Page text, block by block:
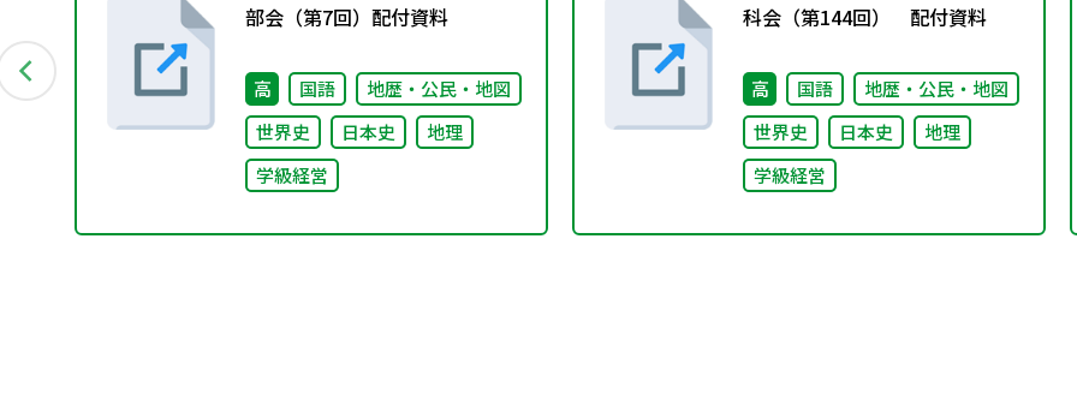
部会（第7回）配付資料
高 国語
地歴・公民・地図
世界史
日本史
地理
学級経営
科会（第144回） 配付資料
高 国語
地歴・公民・地図
世界史
日本史
地理
学級経営